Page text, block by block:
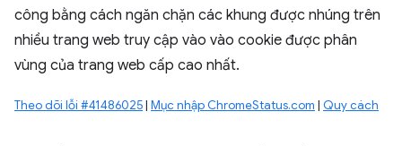
công bằng cách ngăn chặn các khung được nhúng trên
nhiều trang web truy cập vào vào cookie được phân
vùng của trang web cấp cao nhất.
Theo dõi lỗi #41486025| Mục nhập ChromeStatus.com | Quy cách